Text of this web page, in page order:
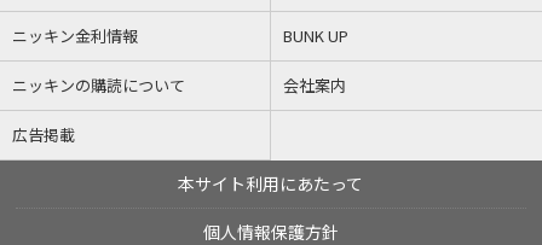
ニッキン金利情報 BUNK UP
ニッキンの購読について 会社案内
広告掲載
本サイト利用にあたって
個人情報保護方針